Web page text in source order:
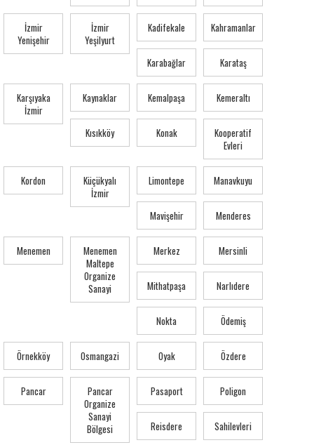
İzmir
Yenişehir
İzmir
Yeşilyurt
Kadifekale Kahramanlar
Karabağlar Karataş
Karşıyaka
İzmir
Kaynaklar Kemalpaşa Kemeraltı
Kısıkköy Konak
Kooperatif
Evleri
Kordon
Küçükyalı
İzmir
Limontepe Manavkuyu
Mavişehir Menderes
Menemen
Menemen
Maltepe
Organize
Sanayi
Merkez Mersinli
Mithatpaşa Narlıdere
Nokta Ödemiş
Örnekköy Osmangazi Oyak Özdere
Pancar
Pancar
Organize
Sanayi
Bölgesi
Pasaport Poligon
Reisdere Sahilevleri